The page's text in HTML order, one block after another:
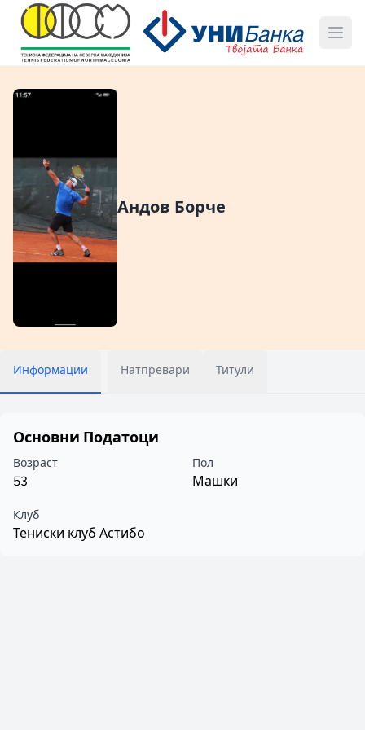
Андов Борче
Информации Натпревари Титули
Основни Податоци
Возраст
53
Пол
Машки
Клуб
Тениски клуб Астибо